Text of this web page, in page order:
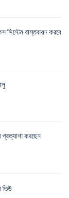
সিস্টেম বাস্তবায়ন করবে
প্রত্যাশা করছেন
ভিউ